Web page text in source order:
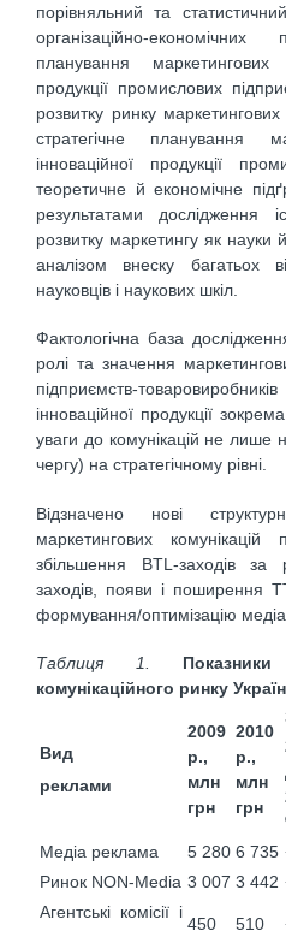
порівняльний та
організаційно-економічних
планування маркетингових
продукції промислових
розвитку ринку
стратегічне планування
інноваційної продукції
теоретичне й економічне
результатами дослідження
розвитку маркетингу як науки й
аналізом внеску багатьох
науковців і наукових шкіл.
Фактологічна база
ролі та значення
підприємств-
інноваційної продукції
уваги до комунікацій не
чергу) на стратегічному рівні.
Відзначено нові
маркетингових комунікацій
збільшення BTL-заходів
заходів, появи і поширення
формування/оптимізацію
Таблиця 1.
комунікаційного ринку
Вид
реклами
2009
р.,
млн
грн
2010
р.,
млн
грн
Медіа реклама 5 280 6 735
Ринок NON-Media 3 007 3 442
Агентські комісії і
450 510